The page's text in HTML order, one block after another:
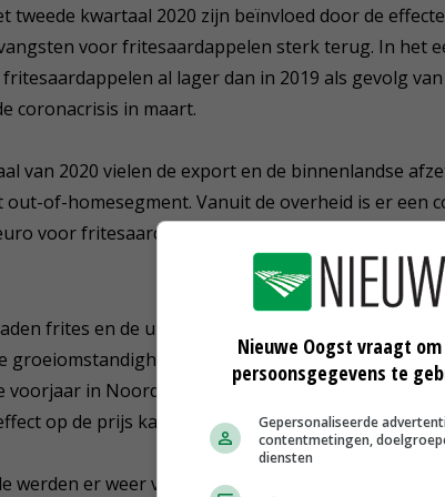
tweede kwartaal 2020 zijn beïnvloed door de
voor fritesaardappelen sterk terug. In het
al lager dan in 2019 als gevolg
coronacrisis in maart.
van 2020 vielen de export en de binnenlandse
of-homesegment. Vanuit de overheid is er een
voor fritesaardappeltelers voor de geleden
frites en de uitbreiding van het aardappelareaal
groeiomstandigheden prijsdruk verwacht voor de
in Noordwest-Europa kan de productie
op de prijs kan hebben.
werden er weer volop aardappelen verwerkt vanuit
Nieuwe Oogst vraagt
persoonsgegevens te
Gepersonaliseerde
contentmetingen,
diensten